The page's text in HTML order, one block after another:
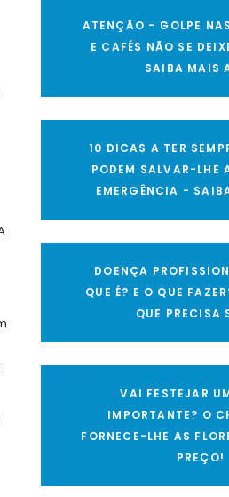
ATENÇÃO - GOLPE
E CAFÉS NÃO SE
SAIBA MAIS
10 DICAS A TER
PODEM SALVAR-LHE
EMERGÊNCIA -
DOENÇA
QUE É? E O QUE
QUE PRECISA
VAI FESTEJAR
IMPORTANTE? O
FORNECE-LHE AS
PREÇO!